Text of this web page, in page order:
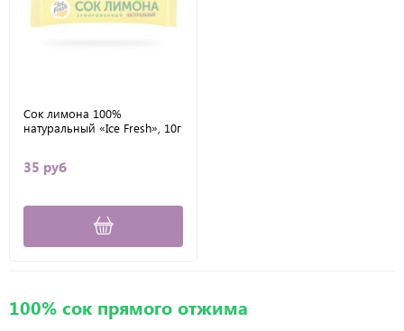
Сок лимона 100%
натуральный «Ice Fresh», 10г
35 руб
100% сок прямого отжима